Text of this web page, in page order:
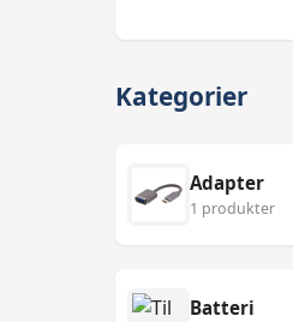
Kategorier
Adapter
1 produkter
Batteri